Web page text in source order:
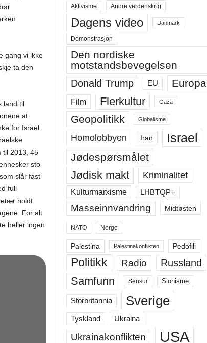
gang vi ikke
ta den
land til
at
for Israel.
til 2013, 45
sto
slår fast
full
holdt
For alt
heller ingen
Aktivisme Andre verdenskrig
Dagens video Danmark
Demonstrasjon
Den nordiske
motstandsbevegelsen
Donald Trump EU Europa
Film Flerkultur Gaza
Geopolitikk Globalisme
Homolobbyen Iran Israel
Jødespørsmålet
Jødisk makt Kriminalitet
Kulturmarxisme LHBTQP+
Masseinnvandring Midtøsten
NATO Norge
Palestina Palestinakonflikten Pedofili
Politikk Radio Russland
Samfunn Sensur Sionisme
Storbritannia Sverige
Tyskland Ukraina
Ukrainakonflikten USA